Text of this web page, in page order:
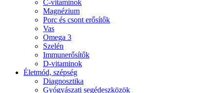
C-vitaminok
Magnézium
Porc és csont erősítők
Vas
Omega 3
Szelén
Immunerősítők
D-vitaminok
Életmód, szépség
Diagnosztika
Gyógyászati segédeszközök